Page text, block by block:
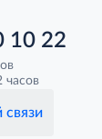
10 22
часов